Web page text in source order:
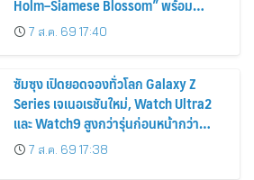
Holm–Siamese Blossom” พร้อม
ส่วนลดและสิทธิพิเศษถึง 31 สิงหาคม
2569
7 ส.ค. 69 17:40
ซัมซุง เปิดยอดจองทั่วโลก Galaxy Z
Series เจเนอเรชันใหม่, Watch Ultra2
และ Watch9 สูงกว่ารุ่นก่อนหน้ากว่า
30%7 ส.ค. 69 17:38